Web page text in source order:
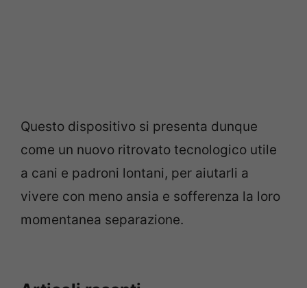
Questo dispositivo si presenta dunque
come un nuovo ritrovato tecnologico utile
a cani e padroni lontani, per aiutarli a
vivere con meno ansia e sofferenza la loro
momentanea separazione.